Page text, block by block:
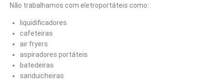
Não trabalhamos com eletroportáteis como:
liquidificadores
cafeteiras
air fryers
aspiradores portáteis
batedeiras
sanduicheiras